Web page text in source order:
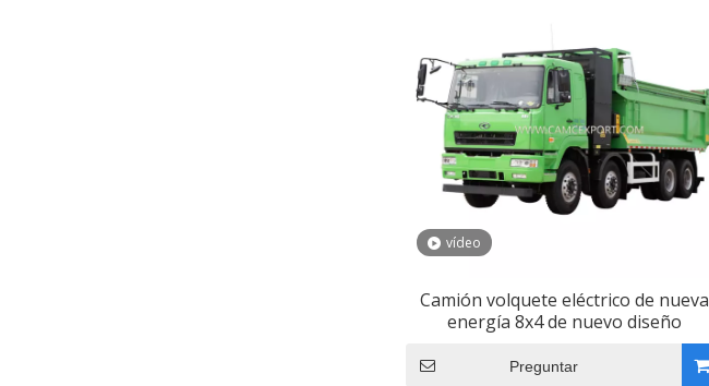
vídeo
Camión volquete eléctrico de nueva
energía 8x4 de nuevo diseño
Preguntar